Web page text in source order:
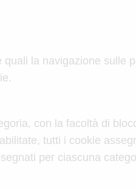
la navigazione sulle
con la facoltà di
tutti i cookie
per ciascuna